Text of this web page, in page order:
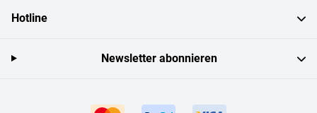
Hotline
Newsletter abonnieren